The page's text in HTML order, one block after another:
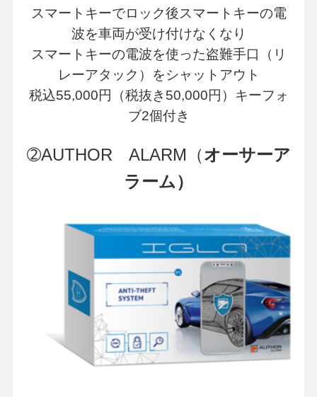
スマートキーでロック後スマートキーの電
波を車両が受け付けなくなり
スマートキーの電波を使った盗難手口（リ
レーアタック）をシャットアウト
税込55,000円（税抜き50,000円）キーフォ
ブ2個付き
➁AUTHOR ALARM（オーサーア
ラーム）